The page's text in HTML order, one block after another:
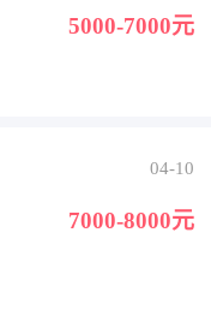
5000-7000元
04-10
7000-8000元